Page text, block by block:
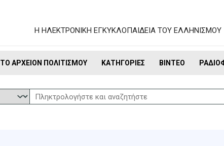
Η ΗΛΕΚΤΡΟΝΙΚΗ ΕΓΚΥΚΛΟΠΑΙΔΕΙΑ ΤΟΥ ΕΛΛΗΝΙΣΜΟΥ
ΤΟ ΑΡΧΕΊΟΝ ΠΟΛΙΤΙΣΜΟΎ ΚΑΤΗΓΟΡΊΕΣ ΒΊΝΤΕΟ